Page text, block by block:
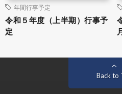
年間行事予定
令和５年度（上半期）行事予
定
Back to